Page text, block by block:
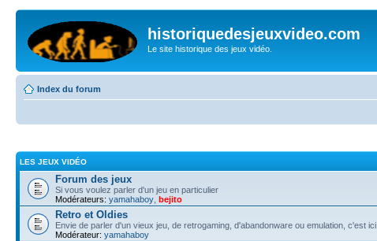
historiquedesjeuxvideo.com
Le site historique des jeux vidéo.
Index du forum
LES JEUX VIDÉO
Forum des jeux
Si vous voulez parler d'un jeu en particulier
Modérateurs: yamahaboy bejito
Retro et Oldies
Envie de parler d'un vieux jeu, de retrogaming, d'abandonware ou emulation, c'est ici.
Modérateur: yamahaboy